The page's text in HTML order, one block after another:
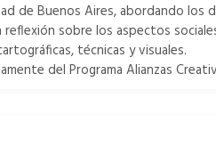
de Buenos Aires, abordando los
sobre los aspectos
técnicas y visuales.
del Programa Alianzas